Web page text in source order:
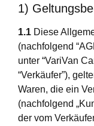
1)
1.1 Diese
(nachfolgend
unter “VariVan
“Verkäufer”),
Waren, die ein
(nachfolgend
der vom